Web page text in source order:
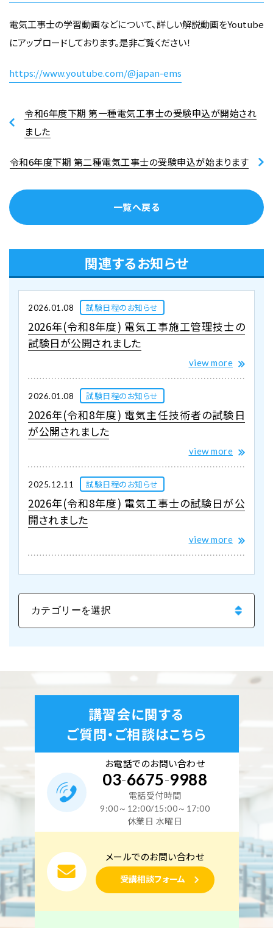
電気工事士の学習動画などについて、詳しい解説動画をYoutube
にアップロードしております。是非ご覧ください！
https://www.youtube.com/@japan-ems
令和6年度下期 第一種電気工事士の受験申込が開始され
ました
一覧へ戻る
令和6年度下期 第二種電気工事士の受験申込が始まります
関連するお知らせ
2026.01.08 試験日程のお知らせ
2026年(令和8年度) 電気工事施工管理技士の
試験日が公開されました
view more
2026.01.08 試験日程のお知らせ
2026年(令和8年度) 電気主任技術者の試験日
が公開されました
view more
2025.12.11 試験日程のお知らせ
2026年(令和8年度) 電気工事士の試験日が公
開されました
view more
講習会に関する
ご質問・ご相談はこちら
お電話でのお問い合わせ
03-6675-9988
電話受付時間
9:00～12:00/15:00～17:00
休業日 水曜日
メールでのお問い合わせ
受講相談フォーム